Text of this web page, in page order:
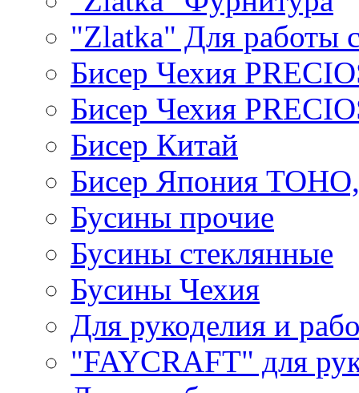
"Zlatka" Для работы
Бисер Чехия
Бисер Чехия
Бисер Китай
Бисер Япония
Бусины прочие
Бусины стеклянные
Бусины Чехия
Для рукоделия и
"FAYCRAFT" для